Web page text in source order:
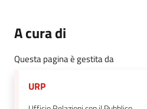
A cura di
Questa pagina è gestita da
URP